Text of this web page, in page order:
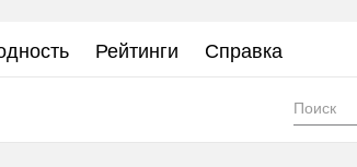
Рейтинги Справка